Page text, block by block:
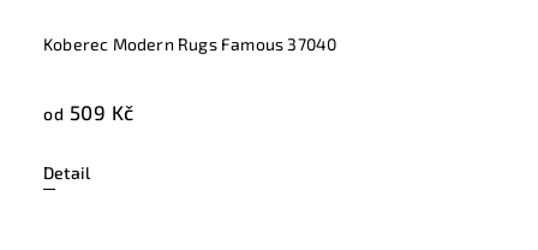
Koberec Modern Rugs Famous 37040
od 509 Kč
Detail